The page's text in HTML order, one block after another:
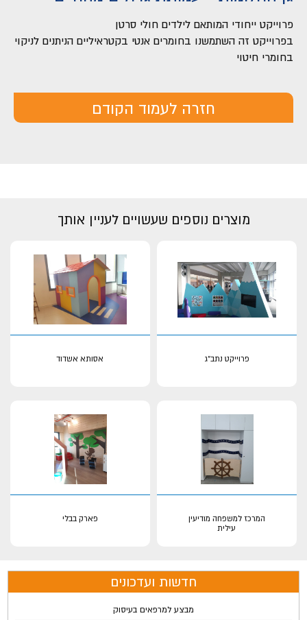
פרוייקט ייחודי המותאם לילדים חולי סרטן
בפרוייקט זה השתמשנו בחומרים אנטי בקטראיליים הניתנים לניקוי
בחומרי חיטוי
חזרה לעמוד הקודם
מוצרים נוספים שעשויים לעניין אותך
פרוייקט נתב"ג אסותא אשדוד
המרכז למשפחה מודיעין
עילית
פארק בבלי
חדשות ועדכונים
מבצע למרפאים בעיסוק